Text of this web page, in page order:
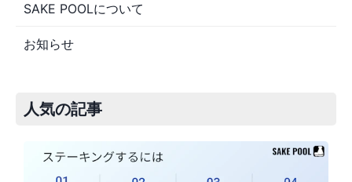
SAKE POOLについて
お知らせ
人気の記事